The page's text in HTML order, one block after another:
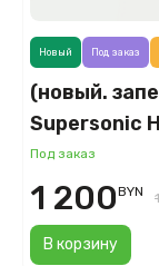
(новый.
Supersonic
Под заказ
В корзину
Новый Под заказ
1 200BYN